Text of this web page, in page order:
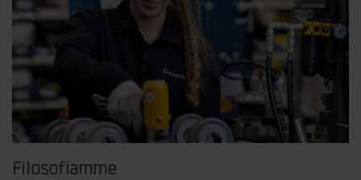
Filosofiamme